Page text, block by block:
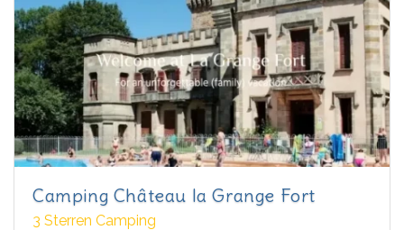
Camping Château la Grange Fort
3 Sterren Camping